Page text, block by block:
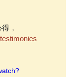
，